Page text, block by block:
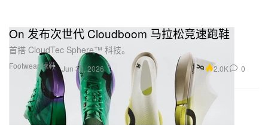
Footwear 球鞋
On 发布次世代 Cloudboom 马拉松竞速跑鞋
首搭 CloudTec Sphere™ 科技。
Jun 30, 2026 2.0K 0